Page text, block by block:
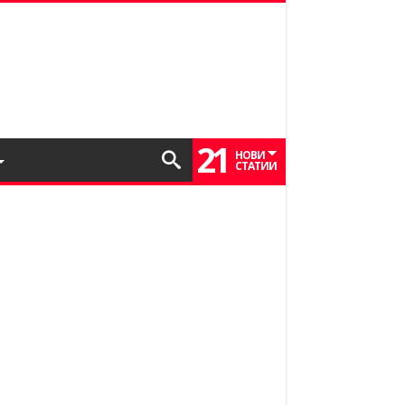
21 НОВИ
СТАТИИ